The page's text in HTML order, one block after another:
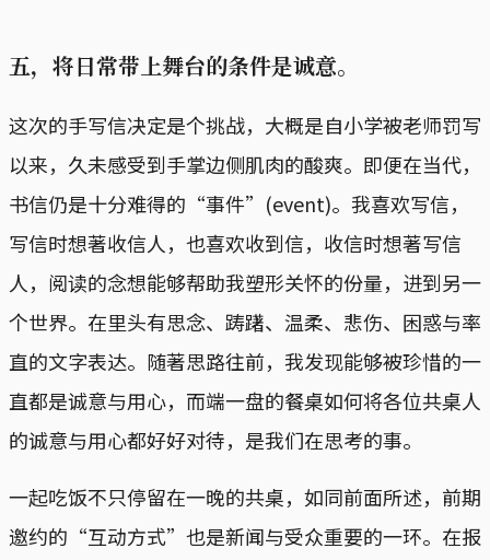
五，将日常带上舞台的条件是诚意。
这次的手写信决定是个挑战，大概是自小学被老师罚写
以来，久未感受到手掌边侧肌肉的酸爽。即便在当代，
书信仍是十分难得的“事件”(event)。我喜欢写信，
写信时想著收信人，也喜欢收到信，收信时想著写信
人，阅读的念想能够帮助我塑形关怀的份量，进到另一
个世界。在里头有思念、踌躇、温柔、悲伤、困惑与率
直的文字表达。随著思路往前，我发现能够被珍惜的一
直都是诚意与用心，而端一盘的餐桌如何将各位共桌人
的诚意与用心都好好对待，是我们在思考的事。
一起吃饭不只停留在一晚的共桌，如同前面所述，前期
邀约的“互动方式”也是新闻与受众重要的一环。在报